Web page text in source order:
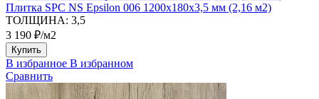
Плитка SPC NS Epsilon 006 1200х180х3,5 мм (2,16 м2)
ТОЛЩИНА: 3,5
3 190 ₽/м2
Купить
В избранное В избранном
Сравнить